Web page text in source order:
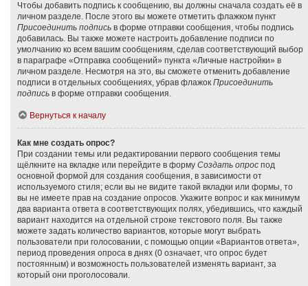
Чтобы добавить подпись к сообщению, вы должны сначала создать её в
личном разделе. После этого вы можете отметить флажком пункт
Присоединить подпись в форме отправки сообщения, чтобы подпись
добавилась. Вы также можете настроить добавление подписи по
умолчанию ко всем вашим сообщениям, сделав соответствующий выбор
в параграфе «Отправка сообщений» пункта «Личные настройки» в
личном разделе. Несмотря на это, вы сможете отменить добавление
подписи в отдельных сообщениях, убрав флажок Присоединить
подпись в форме отправки сообщения.
Вернуться к началу
Как мне создать опрос?
При создании темы или редактировании первого сообщения темы
щёлкните на вкладке или перейдите в форму Создать опрос под
основной формой для создания сообщения, в зависимости от
используемого стиля; если вы не видите такой вкладки или формы, то
вы не имеете прав на создание опросов. Укажите вопрос и как минимум
два варианта ответа в соответствующих полях, убедившись, что каждый
вариант находится на отдельной строке текстового поля. Вы также
можете задать количество вариантов, которые могут выбрать
пользователи при голосовании, с помощью опции «Вариантов ответа»,
период проведения опроса в днях (0 означает, что опрос будет
постоянным) и возможность пользователей изменять вариант, за
который они проголосовали.